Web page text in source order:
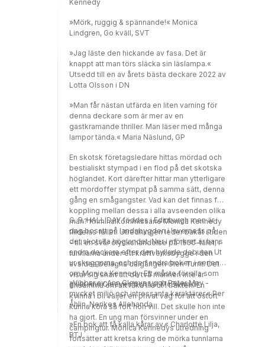
Kennedy
»Mörk, ruggig & spännande!« Monica
Lindgren, Go kväll, SVT
»Jag läste den hickande av fasa. Det är
knappt att man törs släcka sin läslampa.«
Utsedd till en av årets bästa deckare 2022 av
Lotta Olsson i DN
»Man får nästan utfärda en liten varning för
denna deckare som är mer av en
gastkramande thriller. Man läser med många
lampor tända.« Maria Näslund, GP
En skotsk företagsledare hittas mördad och
bestialiskt stympad i en flod på det skotska
höglandet. Kort därefter hittar man ytterligare
ett mordoffer stympat på samma sätt, denna
gång en smågangster. Vad kan det finnas för
koppling mellan dessa i alla avseenden olika
män? Kriminalkommissarie Monica Kennedy
tilldelas fallet. Utredningen leder bakåt i tiden
- till en svår olyckshändelse på 1950-talet, i
tunnlarna under ett kraftverksbygge i den
avsides belägna dalgången Glen Turrit. Det
visar sig snart att de två männen inte är
ensamma om att råka illa ut i trakten. En
kvinna i bil väljer en privat väg för att ostört
kunna köra så fort hon vill. Det skulle hon inte
ha gjort. En ung man försvinner under en
campingtur. Monica Kennedys utredning
fortsätter att kretsa kring de mörka tunnlarna
G. R. HALLIDAY föddes i Edinburgh men är i
dag bosatt på landsbygden i Inverness på
det skotska höglandet. Ner i mörkret är hans
andra deckare efter den hyllade debuten Ut
ur skuggorna, och den andra boken i serien
om Monica Kennedy. Ett måste för alla som
gillar Ann Cleeves och Val McDermid.
»Vibbar av Ann Cleeves och Peter May -
mycket miljö och intressanta karaktärer.« Per
Åhlin, Nerikes Allehanda
»En bok att få kalla kårar av.« Charlotte Lilja,
BTJ